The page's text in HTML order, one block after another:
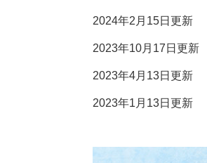
2024年2月15日更新
2023年10月17日更新
2023年4月13日更新
2023年1月13日更新